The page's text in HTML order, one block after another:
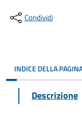
Condividi
INDICE DELLA
Descrizione